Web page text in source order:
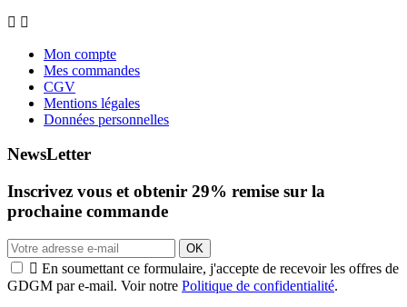
 
Mon compte
Mes commandes
CGV
Mentions légales
Données personnelles
NewsLetter
Inscrivez vous et obtenir 29% remise sur la
prochaine commande
OK
 En soumettant ce formulaire, j'accepte de recevoir les offres de
GDGM par e-mail. Voir notre Politique de confidentialité.